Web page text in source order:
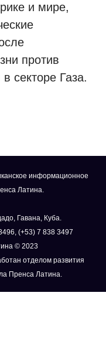
и мире,
против
секторе Газа.
информационное
Латина.
Гавана, Куба.
(+53) 7 838 3497
© 2023
отделом развития
Пренса Латина.